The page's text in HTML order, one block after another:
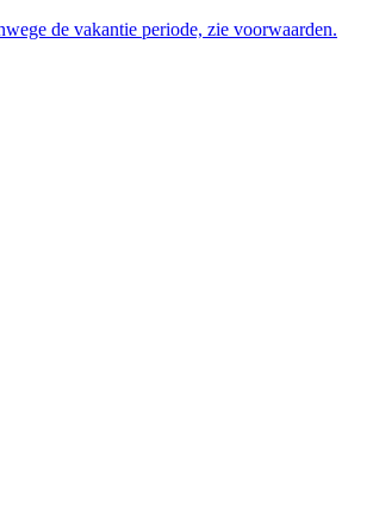
de vakantie periode, zie voorwaarden.